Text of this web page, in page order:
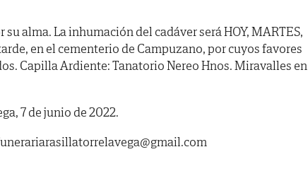
alma. La inhumación del cadáver será HOY, MARTES,
en el cementerio de Campuzano, por cuyos favores
Capilla Ardiente: Tanatorio Nereo Hnos. Miravalles en
7 de junio de 2022.